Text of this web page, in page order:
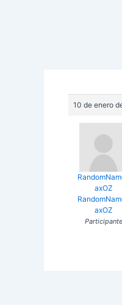
10 de enero
axOZ
axOZ
Participante